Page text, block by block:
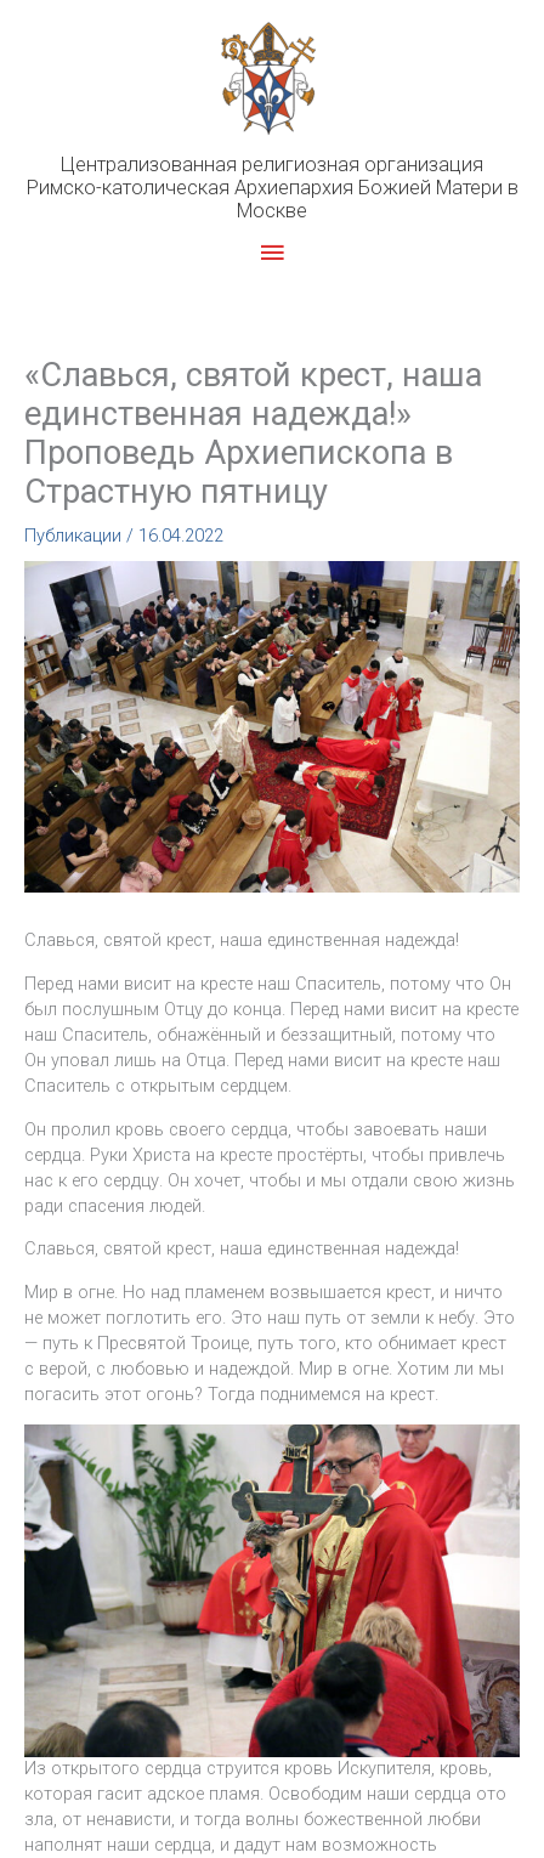
Централизованная религиозная организация
Римско-католическая Архиепархия Божией Матери в
Москве
Главное
«Славься, святой крест, наша
единственная надежда!»
Проповедь Архиепископа в
Страстную пятницу
Публикации / 16.04.2022
Славься, святой крест, наша единственная надежда!
Перед нами висит на кресте наш Спаситель, потому что Он
был послушным Отцу до конца. Перед нами висит на кресте
наш Спаситель, обнажённый и беззащитный, потому что
Он уповал лишь на Отца. Перед нами висит на кресте наш
Спаситель с открытым сердцем.
Он пролил кровь своего сердца, чтобы завоевать наши
сердца. Руки Христа на кресте простёрты, чтобы привлечь
нас к его сердцу. Он хочет, чтобы и мы отдали свою жизнь
ради спасения людей.
Славься, святой крест, наша единственная надежда!
Мир в огне. Но над пламенем возвышается крест, и ничто
не может поглотить его. Это наш путь от земли к небу. Это
— путь к Пресвятой Троице, путь того, кто обнимает крест
с верой, с любовью и надеждой. Мир в огне. Хотим ли мы
погасить этот огонь? Тогда поднимемся на крест.
Из открытого сердца струится кровь Искупителя, кровь,
которая гасит адское пламя. Освободим наши сердца ото
зла, от ненависти, и тогда волны божественной любви
наполнят наши сердца, и дадут нам возможность